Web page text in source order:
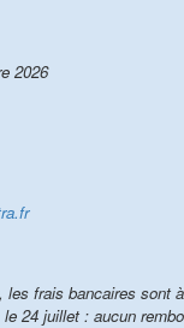
2026
frais bancaires
24 juillet : aucun